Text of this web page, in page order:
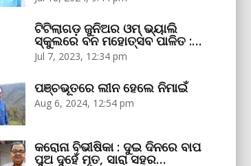
ଟିଟିଲାଗଡ଼ ଜୁନିଅର ଓମ୍‌ ଭ୍ୟାଲି
ସ୍କୁଲରେ ବନ ମହୋତ୍ସବ ପାଳିତ :…
Jul 7, 2023, 12:34 pm
ପଞ୍ଚଭୂତରେ ଲୀନ ହେଲେ ନିମାଇଁ
Aug 6, 2024, 12:54 pm
କରୋନା ବିଭୀଷିକା : ଦୁଇ ଦିନରେ ବାପ
ପୁଅ ଦୁହେଁ ମୃତ, ସାରା ସହର…